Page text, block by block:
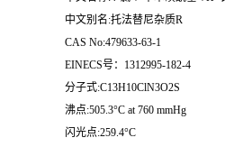
中文别名:托法替尼杂质R
CAS No:479633-63-1
EINECS号：1312995-182-4
分子式:C13H10ClN3O2S
沸点:505.3°C at 760 mmHg
闪光点:259.4°C